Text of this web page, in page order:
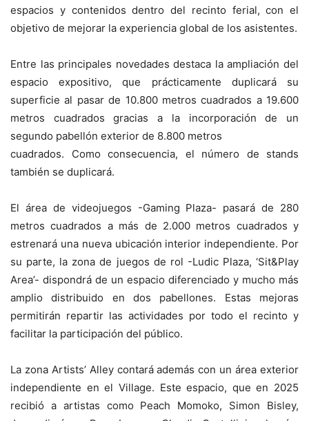
espacios y contenidos dentro del recinto ferial, con el
objetivo de mejorar la experiencia global de los asistentes.
Entre las principales novedades destaca la ampliación del
espacio expositivo, que prácticamente duplicará su
superficie al pasar de 10.800 metros cuadrados a 19.600
metros cuadrados gracias a la incorporación de un
segundo pabellón exterior de 8.800 metros
cuadrados. Como consecuencia, el número de stands
también se duplicará.
El área de videojuegos -Gaming Plaza- pasará de 280
metros cuadrados a más de 2.000 metros cuadrados y
estrenará una nueva ubicación interior independiente. Por
su parte, la zona de juegos de rol -Ludic Plaza, ‘Sit&Play
Area’- dispondrá de un espacio diferenciado y mucho más
amplio distribuido en dos pabellones. Estas mejoras
permitirán repartir las actividades por todo el recinto y
facilitar la participación del público.
La zona Artists’ Alley contará además con un área exterior
independiente en el Village. Este espacio, que en 2025
recibió a artistas como Peach Momoko, Simon Bisley,